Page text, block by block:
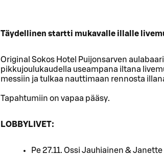
Täydellinen startti mukavalle illalle
Original Sokos Hotel Puijonsarven
pikkujoulukaudella useampana iltana
messiin ja tulkaa nauttimaan rennosta
Tapahtumiin on vapaa pääsy.
LOBBYLIVET:
Pe 27.11. Ossi Jauhiainen &